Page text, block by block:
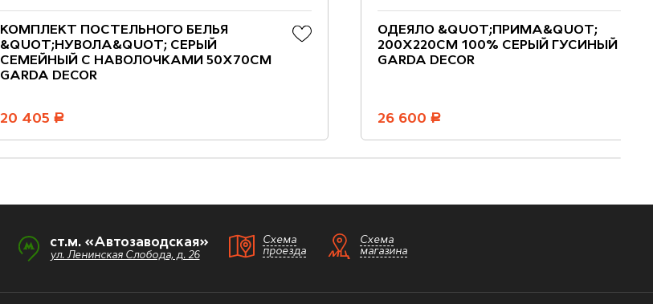
КОМПЛЕКТ ПОСТЕЛЬНОГО БЕЛЬЯ
&QUOT;НУВОЛА&QUOT; СЕРЫЙ
СЕМЕЙНЫЙ С НАВОЛОЧКАМИ 50Х70СМ
GARDA DECOR
20 405 руб.
ОДЕЯЛО &QUOT;ПРИМА&QUOT;
200Х220СМ 100% СЕРЫЙ ГУСИНЫЙ ПУХ
GARDA DECOR
26 600 руб.
ст.м. «Автозаводская»
ул. Ленинская Слобода, д. 26
Схема
проезда
Схема
магазина